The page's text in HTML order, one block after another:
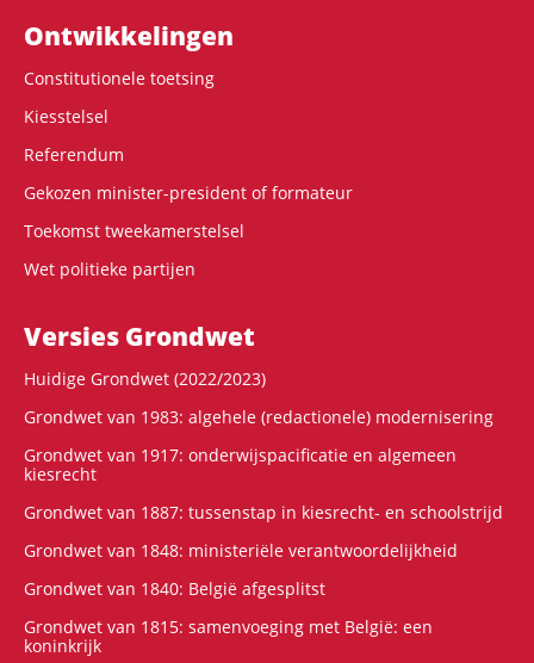
Ontwikke­lingen
Constitutionele toetsing
Kiesstelsel
Referendum
Gekozen minister-president of formateur
Toekomst tweekamerstelsel
Wet politieke partijen
Versies Grondwet
Huidige Grondwet (2022/2023)
Grondwet van 1983: algehele (redactionele) modernisering
Grondwet van 1917: onderwijspacificatie en algemeen
kiesrecht
Grondwet van 1887: tussenstap in kiesrecht- en schoolstrijd
Grondwet van 1848: ministeriële verantwoordelijkheid
Grondwet van 1840: België afgesplitst
Grondwet van 1815: samenvoeging met België: een
koninkrijk